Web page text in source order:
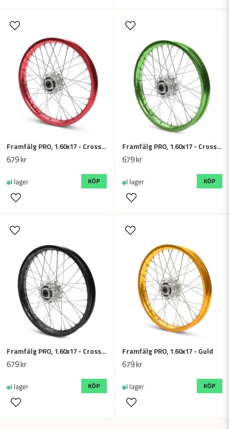
Framfälg PRO, 1.60x17 - Cross / Dirtbike - Röd
679 kr
I lager KÖP
Framfälg PRO, 1.60x17 - Cross / Dirtbike - Grön
679 kr
I lager KÖP
Framfälg PRO, 1.60x17 - Cross / Dirt bike - Svart
679 kr
I lager KÖP
Framfälg PRO, 1.60x17 - Guld
679 kr
I lager KÖP